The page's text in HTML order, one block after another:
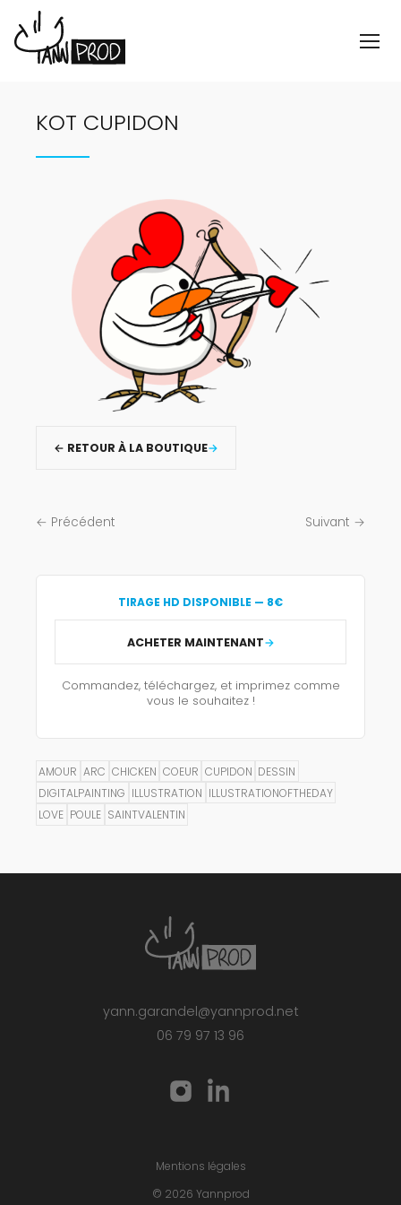
KOT CUPIDON
← RETOUR À LA BOUTIQUE
← Précédent Suivant →
TIRAGE HD DISPONIBLE — 8€
ACHETER MAINTENANT
Commandez, téléchargez, et imprimez comme
vous le souhaitez !
AMOUR ARC CHICKEN COEUR CUPIDON DESSIN
DIGITALPAINTING ILLUSTRATION ILLUSTRATIONOFTHEDAY
LOVE POULE SAINTVALENTIN
yann.garandel@yannprod.net
06 79 97 13 96
Mentions légales
© 2026 Yannprod